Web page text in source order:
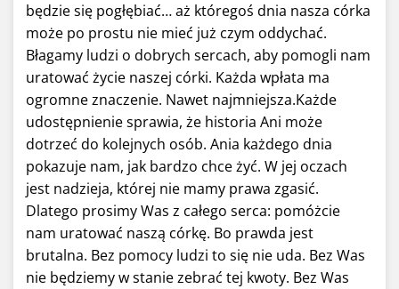
będzie się pogłębiać… aż któregoś dnia nasza córka
może po prostu nie mieć już czym oddychać.
Błagamy ludzi o dobrych sercach, aby pomogli nam
uratować życie naszej córki. Każda wpłata ma
ogromne znaczenie. Nawet najmniejsza.Każde
udostępnienie sprawia, że historia Ani może
dotrzeć do kolejnych osób. Ania każdego dnia
pokazuje nam, jak bardzo chce żyć. W jej oczach
jest nadzieja, której nie mamy prawa zgasić.
Dlatego prosimy Was z całego serca: pomóżcie
nam uratować naszą córkę. Bo prawda jest
brutalna. Bez pomocy ludzi to się nie uda. Bez Was
nie będziemy w stanie zebrać tej kwoty. Bez Was